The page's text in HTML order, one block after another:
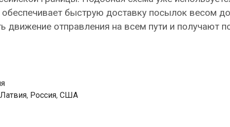
быструю доставку посылок весом
движение отправления на всем пути и получают
Латвия, Россия, США